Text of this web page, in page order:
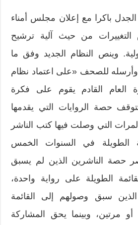
باكرا مع إعلان مجلس أمناء
التغييرات من حيث آلية ترشيح
وينص النظام الجديد وفق ما
وأرسله للصحف «على اعتماد نظام
العام القادم يقوم على فكرة
حصة الروايات التي يقدمها
التي وصلت فيها كتب الناشر
الطويلة في السنوات الخمس
حصة الناشرين الذين لم يسبق
الطويلة على رواية واحدة،
الذين سبق وصولهم إلى القائمة
أو مرتين، وبينما يحق المشاركة